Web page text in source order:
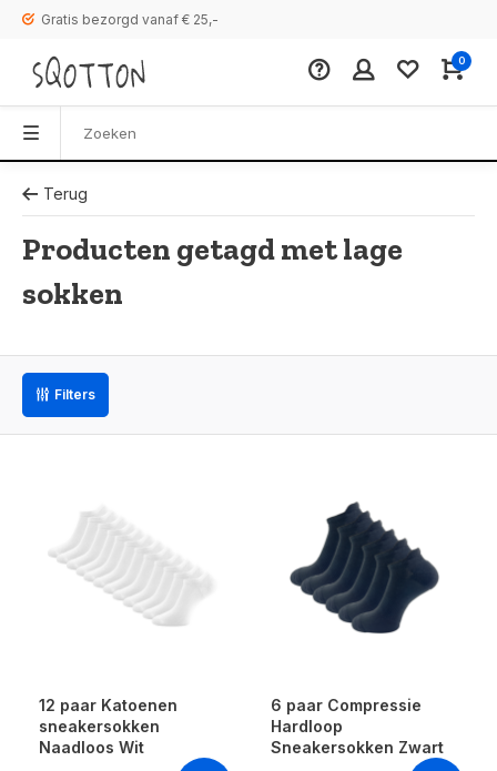
Gratis bezorgd vanaf € 25,-
0
Terug
Producten getagd met lage
sokken
Filters
12 paar Katoenen
sneakersokken
Naadloos Wit
6 paar Compressie
Hardloop
Sneakersokken Zwart